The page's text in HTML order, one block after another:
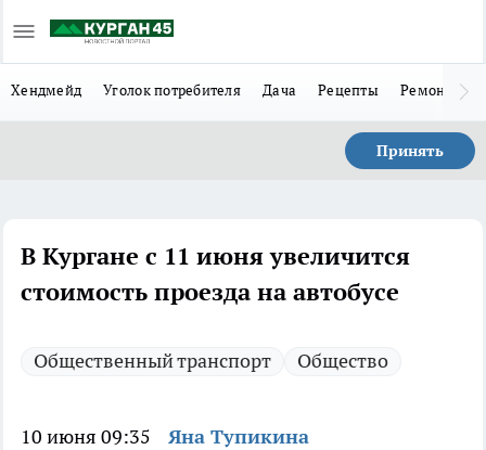
Хендмейд Уголок потребителя Дача Рецепты Ремонт
Принять
В Кургане с 11 июня увеличится
стоимость проезда на автобусе
Общественный транспорт Общество
10 июня 09:35 Яна Тупикина